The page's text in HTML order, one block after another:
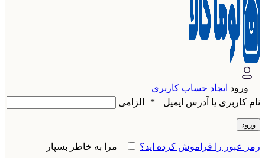
ورود ایجاد حساب کاربری
نام کاربری یا آدرس ایمیل
* الزامی
ورود
رمز عبور را فراموش کرده اید؟ مرا به خاطر بسپار